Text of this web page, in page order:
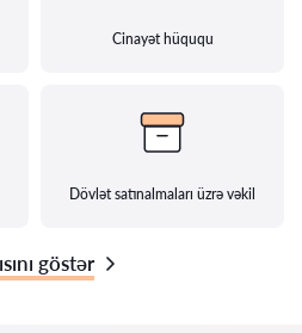
Cinayət hüququ
Dövlət satınalmaları üzrə vəkil
göstər